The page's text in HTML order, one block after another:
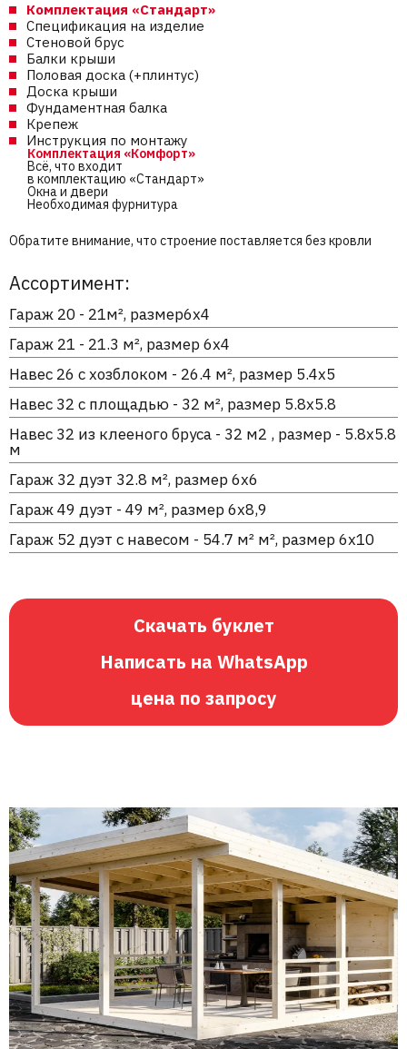
Комплектация «Стандарт»
Спецификация на изделие
Стеновой брус
Балки крыши
Половая доска (+плинтус)
Доска крыши
Фундаментная балка
Крепеж
Инструкция по монтажу
Комплектация «Комфорт»
Всё, что входит
в комплектацию «Стандарт»
Окна и двери
Необходимая фурнитура
Обратите внимание, что строение поставляется без кровли
Ассортимент:
Гараж 20 - 21м², размер6х4
Гараж 21 - 21.3 м², размер 6х4
Навес 26 с хозблоком - 26.4 м², размер 5.4х5
Навес 32 с площадью - 32 м², размер 5.8х5.8
Навес 32 из клееного бруса - 32 м2 , размер - 5.8х5.8
м
Гараж 32 дуэт 32.8 м², размер 6х6
Гараж 49 дуэт - 49 м², размер 6х8,9
Гараж 52 дуэт с навесом - 54.7 м² м², размер 6х10
Скачать буклет
Написать на WhatsApp
цена по запросу